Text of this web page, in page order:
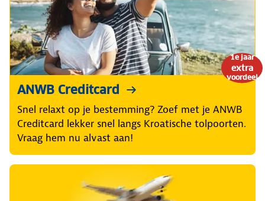
1e jaar
extra
voordeel
ANWB Creditcard
Snel relaxt op je bestemming? Zoef met je ANWB
Creditcard lekker snel langs Kroatische tolpoorten.
Vraag hem nu alvast aan!